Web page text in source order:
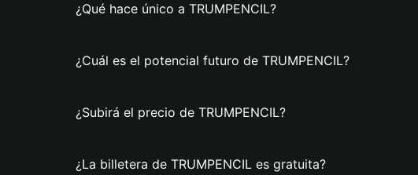
¿Qué hace único a TRUMPENCIL?
¿Cuál es el potencial futuro de TRUMPENCIL?
¿Subirá el precio de TRUMPENCIL?
¿La billetera de TRUMPENCIL es gratuita?